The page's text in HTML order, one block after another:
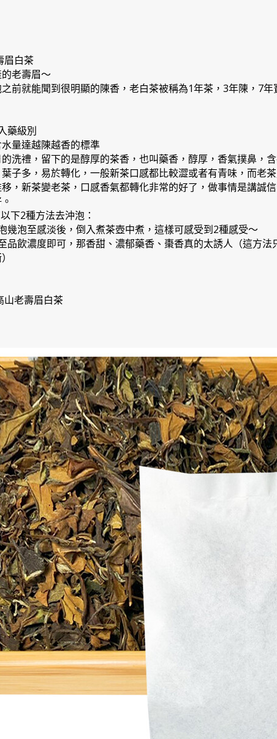
眉白茶
老壽眉～
前就能聞到很明顯的陳香，老白茶被稱為1年茶，3年陳，7
藥級別
量達越陳越香的標準
洗禮，留下的是醇厚的茶香，也叫藥香，醇厚，香氣撲鼻，
子多，易於轉化，一般新茶口感都比較澀或者有青味，而老
，新茶變老茶，口感香氣都轉化非常的好了，做事情是講誠
下2種方法去沖泡：
幾泡至感淡後，倒入煮茶壺中煮，這樣可感受到2種感受～
品飲濃度即可，那香甜、濃郁藥香、棗香真的太誘人（這方
山老壽眉白茶